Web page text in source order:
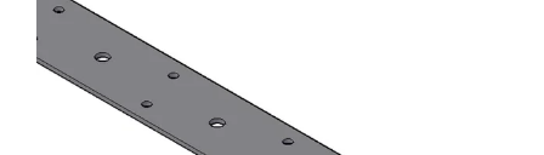
🌐 Language